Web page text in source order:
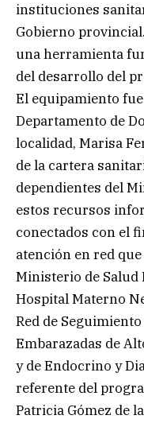
instituciones
Gobierno
una herramienta
del desarrollo del
El equipamiento
Departamento de
localidad, Marisa
de la cartera
dependientes del
estos recursos
conectados con el
atención en red
Ministerio de Salud
Hospital Materno
Red de
Embarazadas de
y de Endocrino y
referente del
Patricia Gómez de